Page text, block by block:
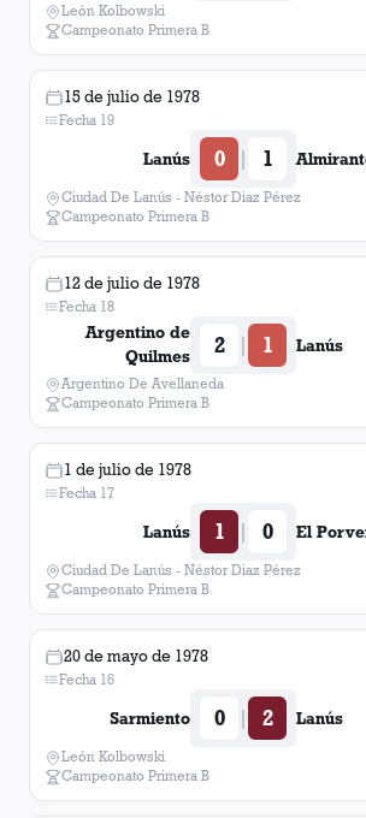
León Kolbowski
Campeonato Primera B
15 de julio de 1978
Fecha 19
Lanús 0 | 1
Ciudad De Lanús - Néstor Diaz Pérez
Campeonato Primera B
12 de julio de 1978
Fecha 18
Argentino de
Quilmes
2 | 1 Lanús
Argentino De Avellaneda
Campeonato Primera B
1 de julio de 1978
Fecha 17
Lanús 1 | 0 El
Ciudad De Lanús - Néstor Diaz Pérez
Campeonato Primera B
20 de mayo de 1978
Fecha 16
Sarmiento 0 | 2 Lanús
León Kolbowski
Campeonato Primera B